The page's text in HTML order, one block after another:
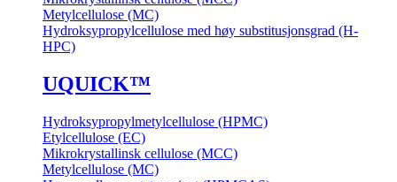
Metylcellulose (MC)
Hydroksypropylcellulose med høy substitusjonsgrad (H-
HPC)
UQUICK™
Hydroksypropylmetylcellulose (HPMC)
Etylcellulose (EC)
Mikrokrystallinsk cellulose (MCC)
Metylcellulose (MC)